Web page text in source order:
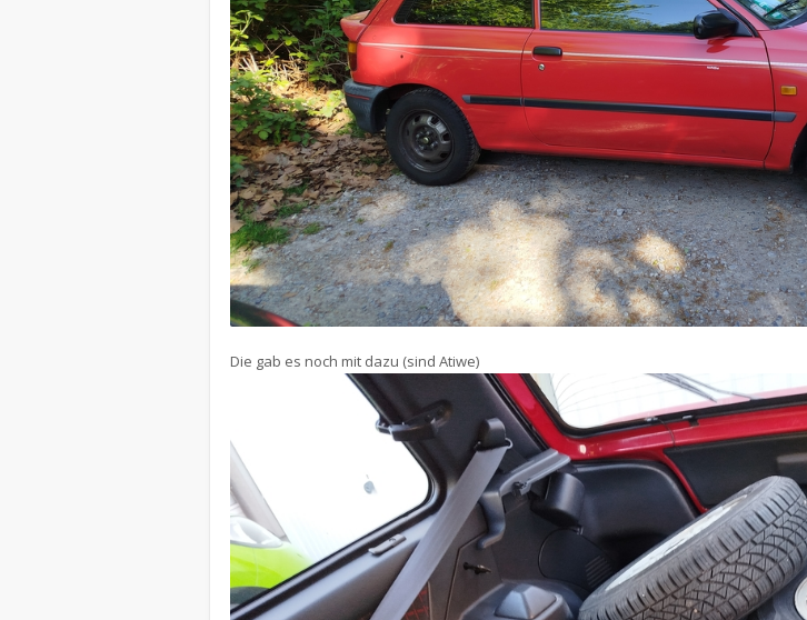
Die gab es noch mit dazu (sind Atiwe)